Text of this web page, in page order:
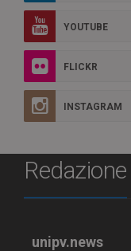
YOUTUBE
FLICKR
INSTAGRAM
Redazione
unipv.news